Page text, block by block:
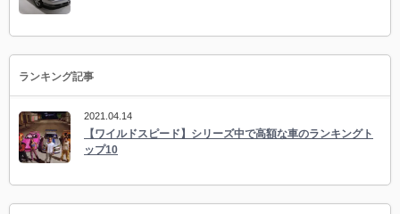
ランキング記事
2021.04.14
【ワイルドスピード】シリーズ中で高額な車のランキングト
ップ10